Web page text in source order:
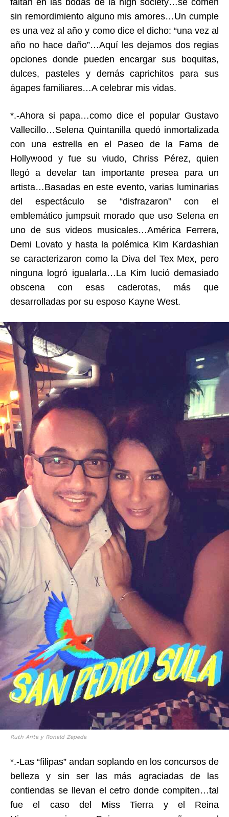
faltan en las bodas de la high society…se comen
sin remordimiento alguno mis amores…Un cumple
es una vez al año y como dice el dicho: “una vez al
año no hace daño”…Aquí les dejamos dos regias
opciones donde pueden encargar sus boquitas,
dulces, pasteles y demás caprichitos para sus
ágapes familiares…A celebrar mis vidas.
*.-Ahora si papa…como dice el popular Gustavo
Vallecillo…Selena Quintanilla quedó inmortalizada
con una estrella en el Paseo de la Fama de
Hollywood y fue su viudo, Chriss Pérez, quien
llegó a develar tan importante presea para un
artista…Basadas en este evento, varias luminarias
del espectáculo se “disfrazaron” con el
emblemático jumpsuit morado que uso Selena en
uno de sus videos musicales…América Ferrera,
Demi Lovato y hasta la polémica Kim Kardashian
se caracterizaron como la Diva del Tex Mex, pero
ninguna logró igualarla…La Kim lució demasiado
obscena con esas caderotas, más que
desarrolladas por su esposo Kayne West.
Ruth Arita y Ronald Zepeda
*.-Las “filipas” andan soplando en los concursos de
belleza y sin ser las más agraciadas de las
contiendas se llevan el cetro donde compiten…tal
fue el caso del Miss Tierra y el Reina